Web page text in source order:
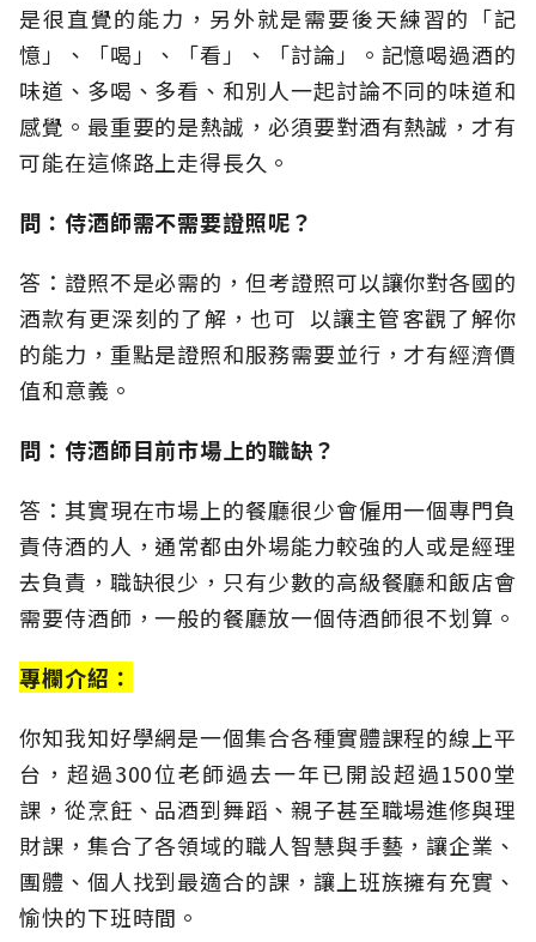
是很直覺的能力，另外就是需要後天練習的「記
憶」、「喝」、「看」、「討論」。記憶喝過酒的
味道、多喝、多看、和別人一起討論不同的味道和
感覺。最重要的是熱誠，必須要對酒有熱誠，才有
可能在這條路上走得長久。
問：侍酒師需不需要證照呢？
答：證照不是必需的，但考證照可以讓你對各國的
酒款有更深刻的了解，也可 以讓主管客觀了解你
的能力，重點是證照和服務需要並行，才有經濟價
值和意義。
問：侍酒師目前市場上的職缺？
答：其實現在市場上的餐廳很少會僱用一個專門負
責侍酒的人，通常都由外場能力較強的人或是經理
去負責，職缺很少，只有少數的高級餐廳和飯店會
需要侍酒師，一般的餐廳放一個侍酒師很不划算。
專欄介紹：
你知我知好學網是一個集合各種實體課程的線上平
台，超過300位老師過去一年已開設超過1500堂
課，從烹飪、品酒到舞蹈、親子甚至職場進修與理
財課，集合了各領域的職人智慧與手藝，讓企業、
團體、個人找到最適合的課，讓上班族擁有充實、
愉快的下班時間。